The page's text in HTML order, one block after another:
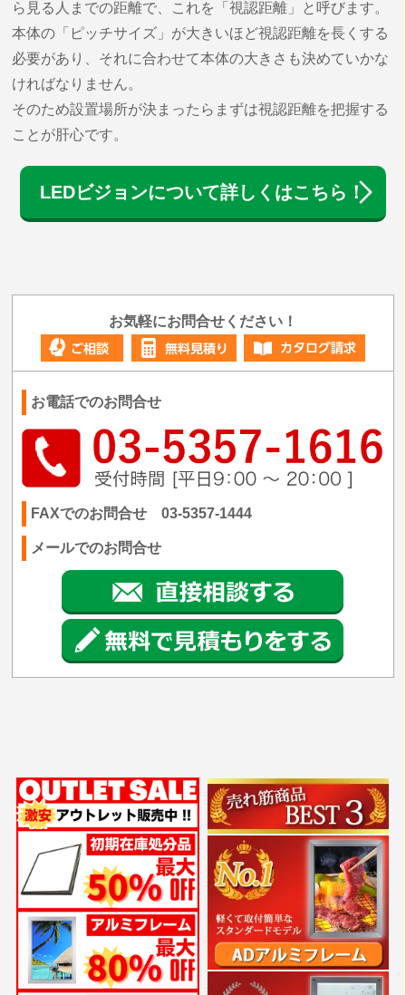
ら見る人までの距離で、これを「視認距離」と呼びます。
本体の「ピッチサイズ」が大きいほど視認距離を長くする
必要があり、それに合わせて本体の大きさも決めていかな
ければなりません。
そのため設置場所が決まったらまずは視認距離を把握する
ことが肝心です。
LEDビジョンについて詳しくはこちら！
お気軽にお問合せください！
お電話でのお問合せ
FAXでのお問合せ 03-5357-1444
メールでのお問合せ